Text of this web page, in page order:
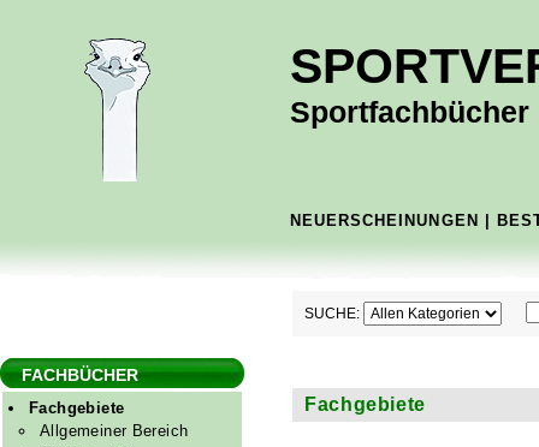
NEUERSCHEINUNGEN
SUCHE:
FACHBÜCHER
Fachgebiete
Allgemeiner Bereich
Fachgebiete